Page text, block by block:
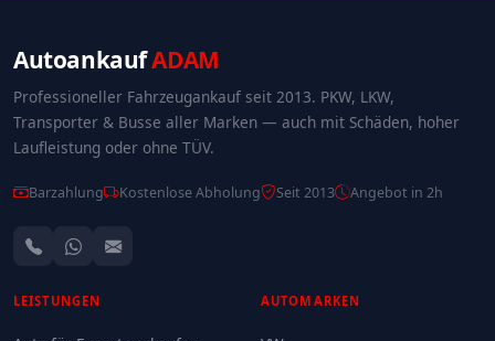
AutoankaufADAM
Professioneller Fahrzeugankauf seit 2013. PKW, LKW,
Transporter & Busse aller Marken — auch mit Schäden, hoher
Laufleistung oder ohne TÜV.
Barzahlung Kostenlose Abholung Seit 2013 Angebot in 2h
LEISTUNGEN AUTOMARKEN